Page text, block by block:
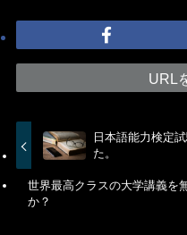
URL
日本語能力検定
た。
世界最高クラスの大学講義を
か？